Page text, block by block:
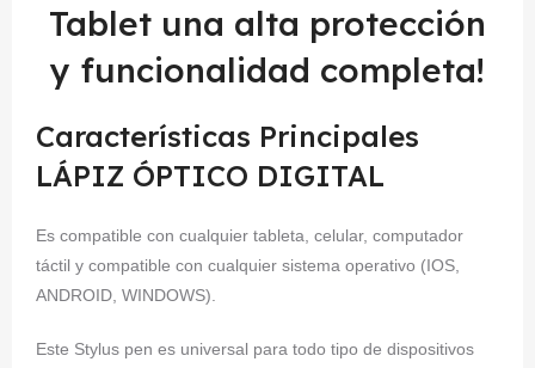
Tablet una alta protección
y funcionalidad completa!
Características Principales
LÁPIZ ÓPTICO DIGITAL
Es compatible con cualquier tableta, celular, computador
táctil y compatible con cualquier sistema operativo (IOS,
ANDROID, WINDOWS).
Este Stylus pen es universal para todo tipo de dispositivos